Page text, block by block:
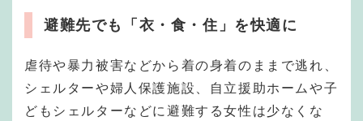
避難先でも「衣・食・住」を快適に
虐待や暴力被害などから着の身着のままで逃れ、
シェルターや婦人保護施設、自立援助ホームや子
どもシェルターなどに避難する女性は少なくな